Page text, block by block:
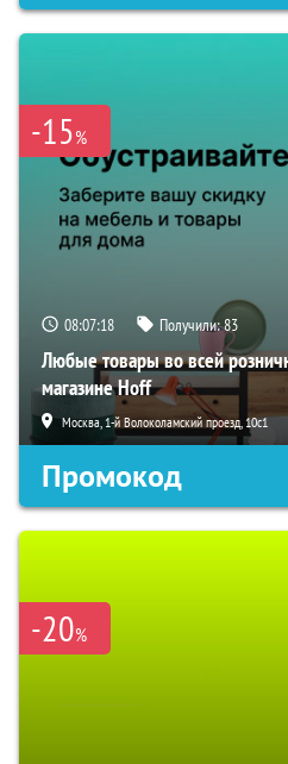
-15%
08:07:16 Получили:83
Любые товары во всей
магазине Hoff
Москва, 1-й Волоколамский проезд, 10с1
Промокод
-20%